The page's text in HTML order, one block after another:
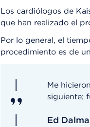
Los cardiólogos de
que han realizado el
Por lo general, el
procedimiento es de
Me
siguiente;
Ed